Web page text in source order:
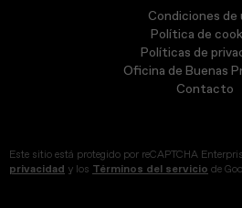
Condiciones de
Política de
Políticas de
Oficina de Buenas
Contacto
Este sitio está protegido por reCAPTCHA
privacidad y los Términos del servicio de